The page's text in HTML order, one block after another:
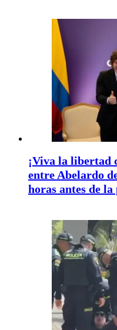
¡Viva la libertad
entre Abelardo
horas antes de